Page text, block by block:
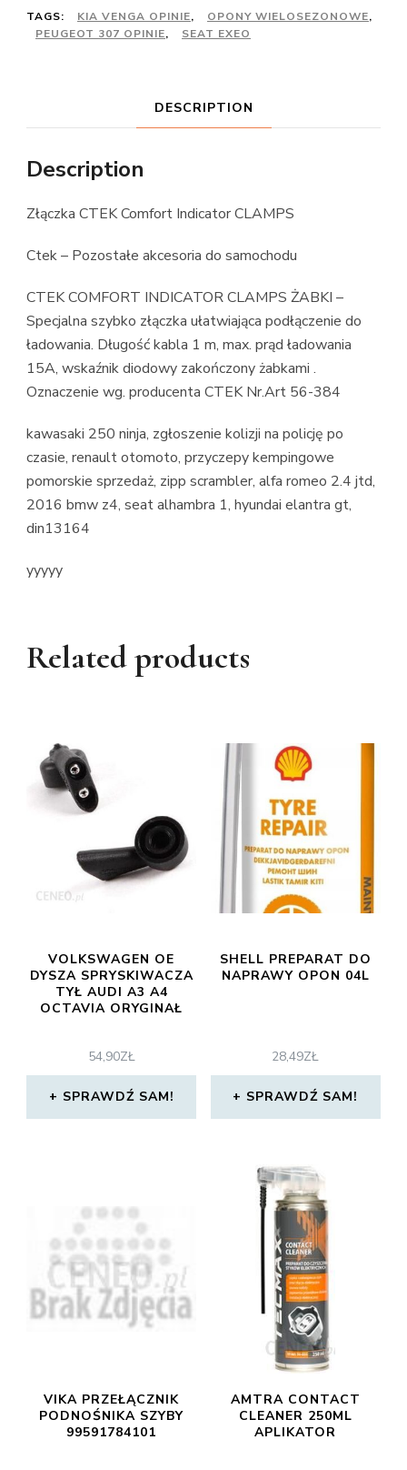
TAGS:
KIA VENGA OPINIE, OPONY WIELOSEZONOWE,
PEUGEOT 307 OPINIE, SEAT EXEO
DESCRIPTION
Description
Złączka CTEK Comfort Indicator CLAMPS
Ctek – Pozostałe akcesoria do samochodu
CTEK COMFORT INDICATOR CLAMPS ŻABKI –
Specjalna szybko złączka ułatwiająca podłączenie do
ładowania. Długość kabla 1 m, max. prąd ładowania
15A, wskaźnik diodowy zakończony żabkami .
Oznaczenie wg. producenta CTEK Nr.Art 56-384
kawasaki 250 ninja, zgłoszenie kolizji na policję po
czasie, renault otomoto, przyczepy kempingowe
pomorskie sprzedaż, zipp scrambler, alfa romeo 2.4 jtd,
2016 bmw z4, seat alhambra 1, hyundai elantra gt,
din13164
yyyyy
Related products
VOLKSWAGEN OE
DYSZA SPRYSKIWACZA
TYŁ AUDI A3 A4
OCTAVIA ORYGINAŁ
54,90ZŁ
SPRAWDŹ SAM!
SHELL PREPARAT DO
NAPRAWY OPON 04L
28,49ZŁ
SPRAWDŹ SAM!
VIKA PRZEŁĄCZNIK
PODNOŚNIKA SZYBY
99591784101
AMTRA CONTACT
CLEANER 250ML
APLIKATOR